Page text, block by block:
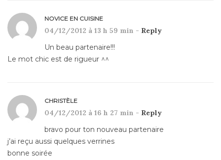
NOVICE EN CUISINE
04/12/2012 à 13 h 59 min - Reply
Un beau partenaire!!!
Le mot chic est de rigueur ^^
CHRISTÈLE
04/12/2012 à 16 h 27 min - Reply
bravo pour ton nouveau partenaire
j’ai reçu aussi quelques verrines
bonne soirée